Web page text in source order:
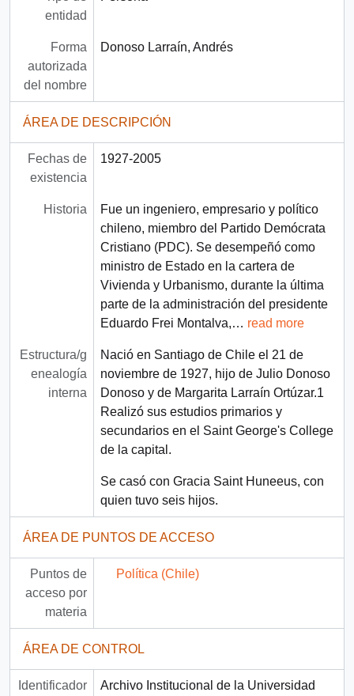
entidad
Forma
autorizada
del nombre
Donoso Larraín, Andrés
ÁREA DE DESCRIPCIÓN
Fechas de
existencia
1927-2005
Historia
Fue un ingeniero, empresario y político
chileno, miembro del Partido Demócrata
Cristiano (PDC). Se desempeñó como
ministro de Estado en la cartera de
Vivienda y Urbanismo, durante la última
parte de la administración del presidente
Eduardo Frei Montalva,… read more
Estructura/g
enealogía
interna
Nació en Santiago de Chile el 21 de
noviembre de 1927, hijo de Julio Donoso
Donoso y de Margarita Larraín Ortúzar.1​
Realizó sus estudios primarios y
secundarios en el Saint George's College
de la capital.
Se casó con Gracia Saint Huneeus, con
quien tuvo seis hijos.
ÁREA DE PUNTOS DE ACCESO
Puntos de
acceso por
materia
Política (Chile)
ÁREA DE CONTROL
Identificador
Archivo Institucional de la Universidad